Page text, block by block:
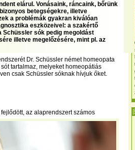
elárul. Vonásaink, ráncaink, bőrünk
betegségekre, illetve
a problémák gyakran kiválóan
eszközeivel: a szakértő
Schüssler sók pedig megoldást
illetve megelőzésére, mint pl. az
Dr. Schüssler német homeopata
tartalmaz, melyeket homeopátiás
csak Schüssler sóknak hívjuk őket.
az alaprendszert számos